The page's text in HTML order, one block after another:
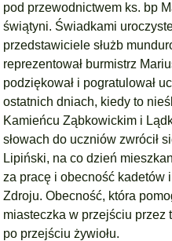
pod przewodnictwem ks. bp
świątyni. Świadkami
przedstawiciele służb
reprezentował burmistrz
podziękował i pogratulował
ostatnich dniach, kiedy to
Kamieńcu Ząbkowickim i
słowach do uczniów zwrócił
Lipiński, na co dzień
za pracę i obecność kadetów
Zdroju. Obecność, która
miasteczka w przejściu
po przejściu żywiołu.